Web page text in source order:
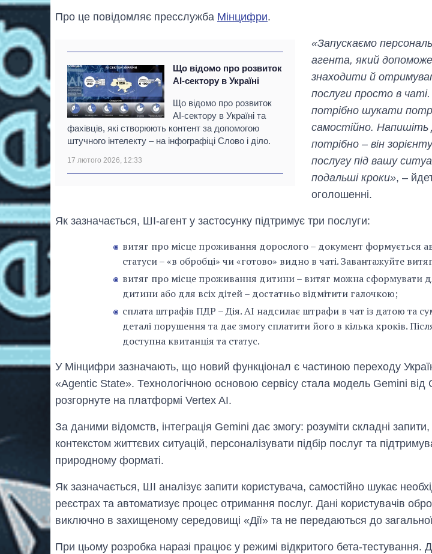
Про це повідомляє пресслужба Мінцифри.
Що відомо про розвиток
AI-сектору в Україні
Що відомо про розвиток
AI-сектору в Україні та
фахівців, які створюють контент за допомогою
штучного інтелекту – на інфографіці Слово і діло.
17 лютого 2026, 12:33
«Запускаємо
агента, який
знаходити й
послуги просто в
потрібно шукати
самостійно. Напишіть
потрібно – він
послугу під вашу
подальші кроки», –
оголошенні.
Як зазначається, ШІ-агент у застосунку підтримує три послуги:
витяг про місце проживання дорослого – документ формується
статуси – «в обробці» чи «готово» видно в чаті. Завантажуйте
витяг про місце проживання дитини – витяг можна сформувати
дитини або для всіх дітей – достатньо відмітити галочкою;
сплата штрафів ПДР – Дія. AI надсилає штрафи в чат із датою та
деталі порушення та дає змогу сплатити його в кілька кроків.
доступна квитанція та статус.
У Мінцифри зазначають, що новий функціонал є частиною переходу
«Agentic State». Технологічною основою сервісу стала модель Gemini від
розгорнуте на платформі Vertex AI.
За даними відомств, інтеграція Gemini дає змогу: розуміти складні
контекстом життєвих ситуацій, персоналізувати підбір послуг та
природному форматі.
Як зазначається, ШІ аналізує запити користувача, самостійно шукає
реєстрах та автоматизує процес отримання послуг. Дані користувачів
виключно в захищеному середовищі «Дії» та не передаються до
При цьому розробка наразі працює у режимі відкритого бета-тестування.